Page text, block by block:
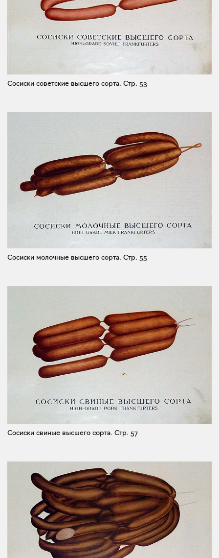
Сосиски советские высшего сорта. Стр. 53
Сосиски молочные высшего сорта. Стр. 55
Сосиски свиные высшего сорта. Стр. 57